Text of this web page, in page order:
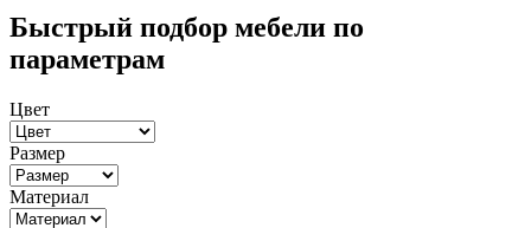
Быстрый подбор мебели по
параметрам
Цвет
Размер
Материал